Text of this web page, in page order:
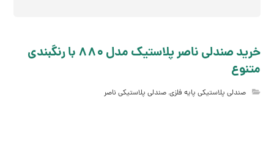
خرید صندلی ناصر پلاستیک مدل 880 با رنگبندی
متنوع
صندلی پلاستیکی پایه فلزی,صندلی پلاستیکی ناصر